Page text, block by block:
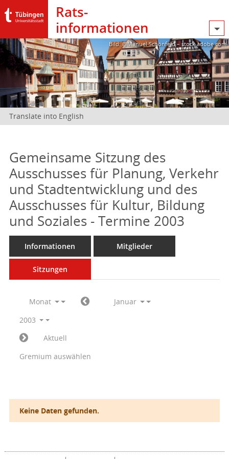
Rats­
informationen
Bild: @Manuel Schönfeld – stock.adobe.com
Translate into English
Gemeinsame Sitzung des
Ausschusses für Planung, Verkehr
und Stadtentwicklung und des
Ausschusses für Kultur, Bildung
und Soziales - Termine 2003
Informationen Mitglieder
Sitzungen
Monat
Januar
2003
Aktuell
Gremium auswählen
Keine Daten gefunden.